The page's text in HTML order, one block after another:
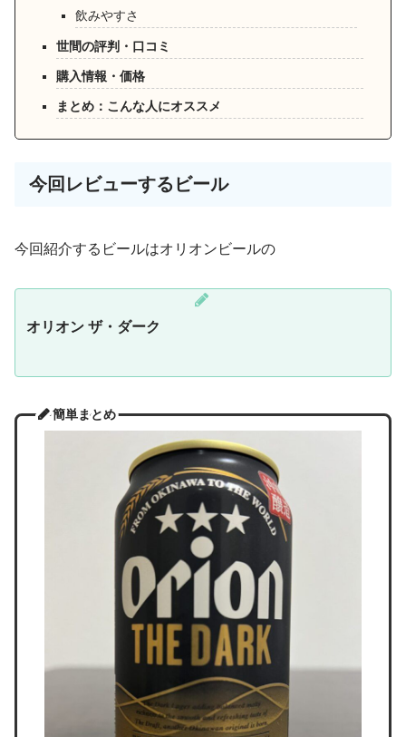
飲みやすさ
世間の評判・口コミ
購入情報・価格
まとめ：こんな人にオススメ
今回レビューするビール
今回紹介するビールはオリオンビールの
オリオン ザ・ダーク
簡単まとめ